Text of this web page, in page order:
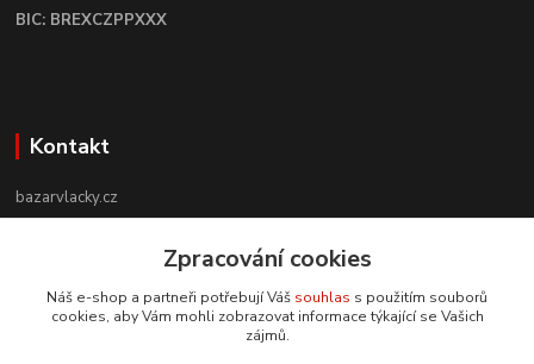
BIC: BREXCZPPXXX
Kontakt
bazarvlacky.cz
+420 774 141 314
info@bazarvlacky.cz
Zpracování cookies
Náš e-shop a partneři potřebují Váš souhlas s použitím souborů
cookies, aby Vám mohli zobrazovat informace týkající se Vašich
zájmů.